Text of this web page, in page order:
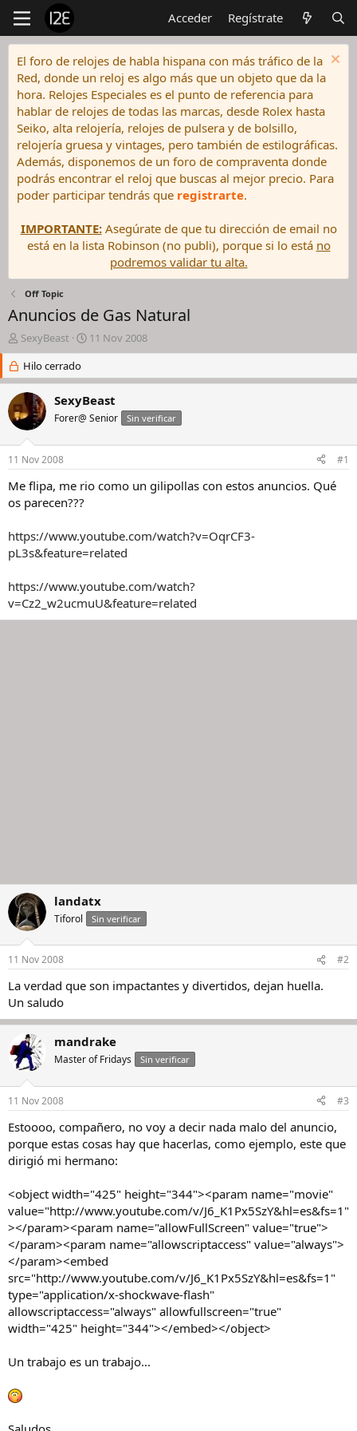
Acceder Regístrate
El foro de relojes de habla hispana con más tráfico de la
Red, donde un reloj es algo más que un objeto que da la
hora. Relojes Especiales es el punto de referencia para
hablar de relojes de todas las marcas, desde Rolex hasta
Seiko, alta relojería, relojes de pulsera y de bolsillo,
relojería gruesa y vintages, pero también de estilográficas.
Además, disponemos de un foro de compraventa donde
podrás encontrar el reloj que buscas al mejor precio. Para
poder participar tendrás que registrarte.
IMPORTANTE:Asegúrate de que tu dirección de email no
está en la lista Robinson (no publi), porque si lo está no
podremos validar tu alta.
Off Topic
Anuncios de Gas Natural
I
n
c
i
a
d
o
d
e
l
h
l
o
SexyBeast
F
e
h
a
d
e
i
c
i
11 Nov 2008
Hilo cerrado
SexyBeast
Forer@ Senior Sin verificar
11 Nov 2008 #1
Me flipa, me rio como un gilipollas con estos anuncios. Qué
os parecen???
https://www.youtube.com/watch?v=OqrCF3-
pL3s&feature=related
https://www.youtube.com/watch?
v=Cz2_w2ucmuU&feature=related
landatx
Tiforol Sin verificar
11 Nov 2008 #2
La verdad que son impactantes y divertidos, dejan huella.
Un saludo
mandrake
Master of Fridays Sin verificar
11 Nov 2008 #3
Estoooo, compañero, no voy a decir nada malo del anuncio,
porque estas cosas hay que hacerlas, como ejemplo, este que
dirigió mi hermano:
<object width="425" height="344"><param name="movie"
value="http://www.youtube.com/v/J6_K1Px5SzY&hl=es&fs=1"
></param><param name="allowFullScreen" value="true">
</param><param name="allowscriptaccess" value="always">
</param><embed
src="http://www.youtube.com/v/J6_K1Px5SzY&hl=es&fs=1"
type="application/x-shockwave-flash"
allowscriptaccess="always" allowfullscreen="true"
width="425" height="344"></embed></object>
Un trabajo es un trabajo...